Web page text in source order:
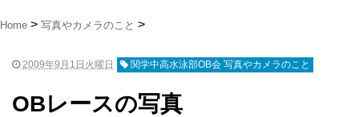
Home 写真やカメラのこと
2009年9月1日火曜日 関学中高水泳部OB会 写真やカメラのこと
OBレースの写真